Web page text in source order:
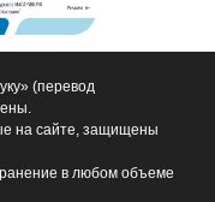
(перевод
на сайте, защищены
в любом объеме